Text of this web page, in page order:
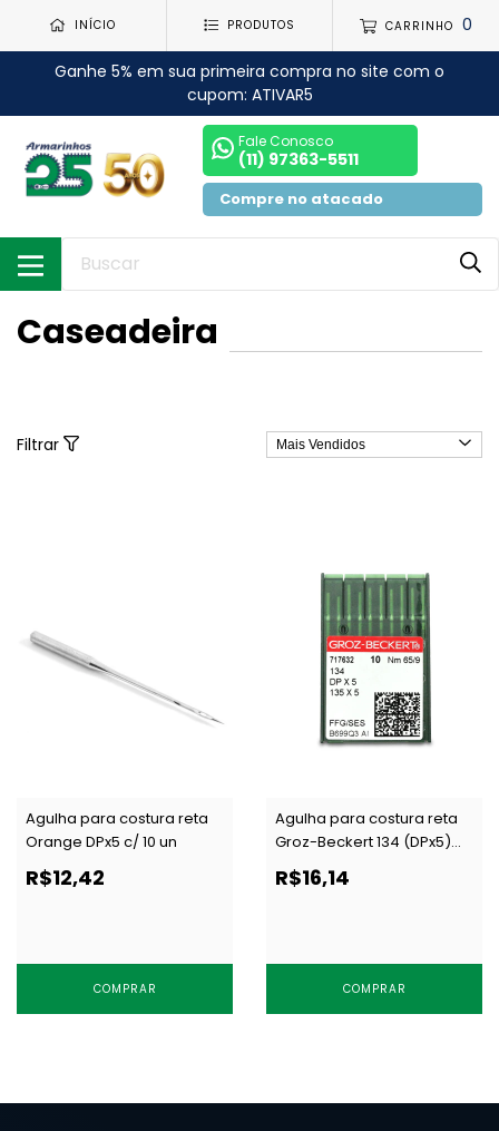
INÍCIO PRODUTOS CARRINHO 0
Ganhe 5% em sua primeira compra no site com o
cupom: ATIVAR5
Fale Conosco
(11) 97363-5511
Compre no atacado
Caseadeira
Filtrar
Agulha para costura reta
Orange DPx5 c/ 10 un
R$12,42
COMPRAR
Agulha para costura reta
Groz-Beckert 134 (DPx5)
FFG/SES c/10 un
R$16,14
COMPRAR